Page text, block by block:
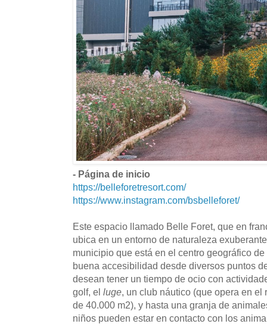
- Página de inicio
https://belleforetresort.com/
https://www.instagram.com/bsbelleforet/
Este espacio llamado Belle Foret, que en
ubica en un entorno de naturaleza
municipio que está en el centro geográfico
buena accesibilidad desde diversos puntos
desean tener un tiempo de ocio con
golf, el luge, un club náutico (que opera en
de 40.000 m2), y hasta una granja de
niños pueden estar en contacto con los